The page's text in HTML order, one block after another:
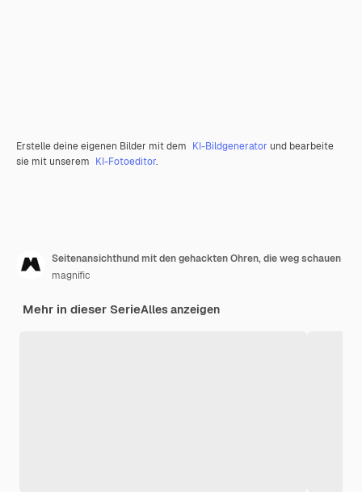
Erstelle deine eigenen Bilder mit dem KI-Bildgenerator und bearbeite
sie mit unserem KI-Fotoeditor.
Seitenansichthund mit den gehackten Ohren, die weg schauen
magnific
Mehr in dieser SerieAlles anzeigen